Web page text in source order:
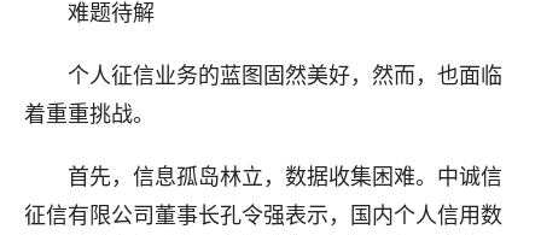
难题待解
个人征信业务的蓝图固然美好，然而，也面临
着重重挑战。
首先，信息孤岛林立，数据收集困难。中诚信
征信有限公司董事长孔令强表示，国内个人信用数